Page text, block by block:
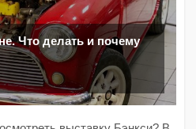
Что делать и почему